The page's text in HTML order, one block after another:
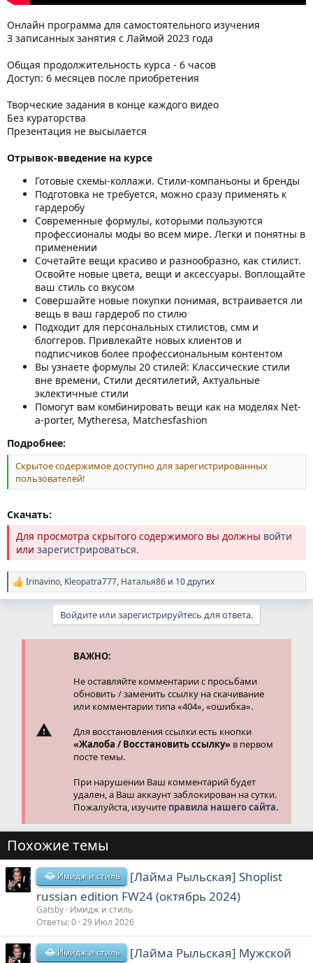
Онлайн программа для самостоятельного изучения
3 записанных занятия с Лаймой 2023 года
Общая продолжительность курса - 6 часов
Доступ: 6 месяцев после приобретения
Творческие задания в конце каждого видео
Без кураторства
Презентация не высылается
Отрывок-введение на курсе
Готовые схемы-коллажи. Стили-компаньоны и бренды
Подготовка не требуется, можно сразу применять к
гардеробу
Современные формулы, которыми пользуются
профессионалы моды во всем мире. Легки и понятны в
применении
Сочетайте вещи красиво и разнообразно, как стилист.
Освойте новые цвета, вещи и аксессуары. Воплощайте
ваш стиль со вкусом
Совершайте новые покупки понимая, встраивается ли
вещь в ваш гардероб по стилю
Подходит для персональных стилистов, смм и
блоггеров. Привлекайте новых клиентов и
подписчиков более профессиональным контентом
Вы узнаете формулы 20 стилей: Классические стили
вне времени, Стили десятилетий, Актуальные
эклектичные стили
Помогут вам комбинировать вещи как на моделях Net-
a-porter, Mytheresa, Matchesfashion
Подробнее:
Скрытое содержимое доступно для зарегистрированных
пользователей!
Скачать:
Для просмотра скрытого содержимого вы должны войти
или зарегистрироваться.
Р
е
Irinavino, Kleopatra777, Наталья86 и 10 других
Войдите или зарегистрируйтесь для ответа.
ВАЖНО:
Не оставляйте комментарии с просьбами
обновить / заменить ссылку на скачивание
или комментарии типа «404», «ошибка».
Для восстановления ссылки есть кнопки
«Жалоба / Восстановить ссылку» в первом
посте темы.
При нарушении Ваш комментарий будет
удален, а Ваш аккаунт заблокирован на сутки.
Пожалуйста, изучите правила нашего сайта.
Похожие темы
Имидж и стиль
[Лайма Рыльская] Shoplist
russian edition FW24 (октябрь 2024)
Gatsby Имидж и стиль
Ответы 0 29 Июл 2026
Имидж и стиль
[Лайма Рыльская] Мужской